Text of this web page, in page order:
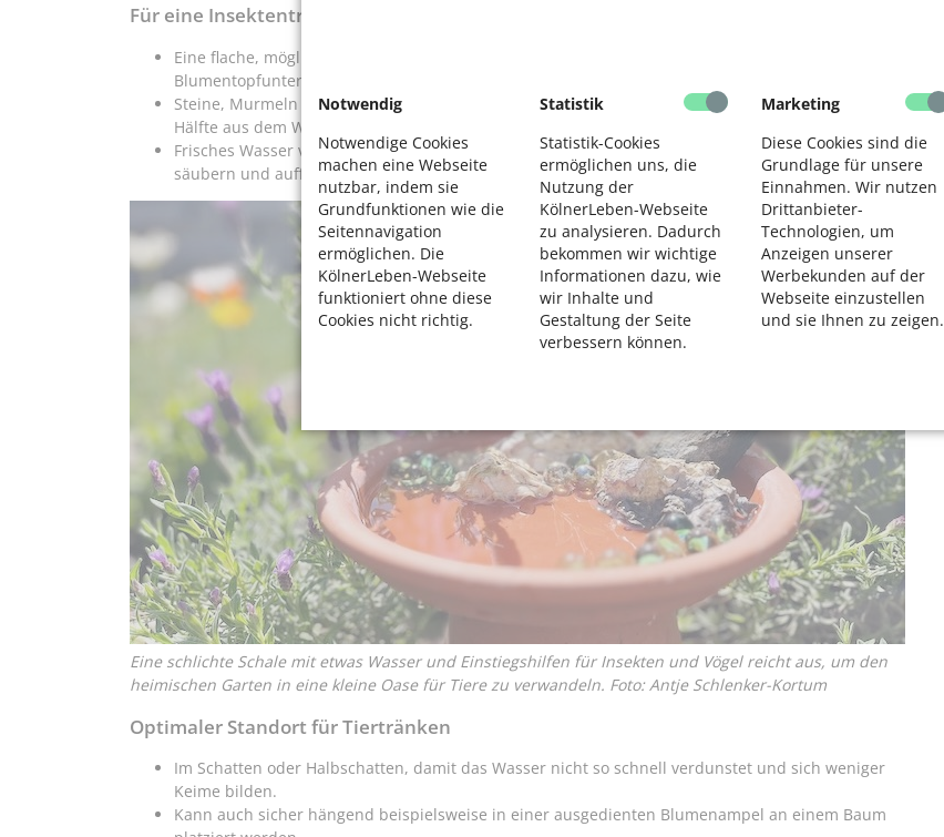
Notwendig
Notwendige Cookies
machen eine Webseite
nutzbar, indem sie
Grundfunktionen wie die
Seitennavigation
ermöglichen. Die
KölnerLeben-Webseite
funktioniert ohne diese
Cookies nicht richtig.
Statistik
Statistik-Cookies
ermöglichen uns, die
Nutzung der
KölnerLeben-Webseite
zu analysieren. Dadurch
bekommen wir wichtige
Informationen dazu, wie
wir Inhalte und
Gestaltung der Seite
verbessern können.
Marketing
Diese Cookies sind die
Grundlage für unsere
Einnahmen. Wir nutzen
Drittanbieter-
Technologien, um
Anzeigen unserer
Werbekunden auf der
Webseite einzustellen
und sie Ihnen zu zeigen.
Für eine Insektentränke
Eine flache, möglichst raue Schale aus Ton oder Keramik aufstellen. Dafür eigenen sich zum Beispiel
Blumentopfuntersetzer hervorragend.
Steine, Murmeln oder Muscheln als Landeplätze und Ausstiegshilfen so darin verteilen, dass sie zur
Hälfte aus dem Wasser ragen. Moos oder kleine Äste sorgen für zusätzliche Struktur und bieten Halt.
Frisches Wasser verwenden: Regenwasser oder Wasser aus einem Teich ist ideal. Regelmäßig
säubern und auffüllen nicht vergessen.
Eine schlichte Schale mit etwas Wasser und Einstiegshilfen für Insekten und Vögel reicht aus, um den
heimischen Garten in eine kleine Oase für Tiere zu verwandeln. Foto: Antje Schlenker-Kortum
Optimaler Standort für Tiertränken
Im Schatten oder Halbschatten, damit das Wasser nicht so schnell verdunstet und sich weniger
Keime bilden.
Kann auch sicher hängend beispielsweise in einer ausgedienten Blumenampel an einem Baum